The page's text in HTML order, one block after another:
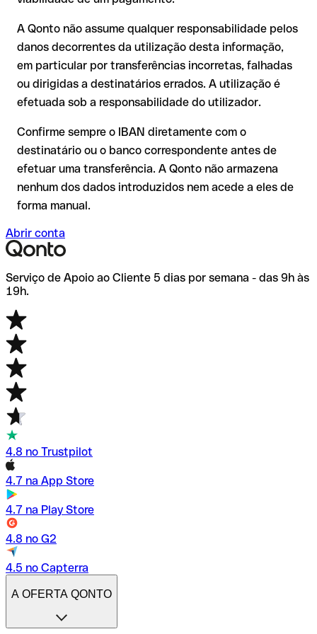
por escrito, especialmente em novas relações comerciais ou
com montantes elevados. A existência de uma conta só pode
ser verificada pelo próprio Nubank ou através de uma
transferência de teste.
recuperação é consideravelmente mais complexa e implica
comissões adicionais.
Recomendação
: verifique cada IBAN antes de efetuar uma
transferência com o nosso IBAN Checker gratuito e, em caso
de dúvida, confirme-o diretamente com o destinatário. Esta
precaução é especialmente importante com montantes
elevados ou em novas relações comerciais.
A Qonto não assume qualquer responsabilidade pelos
danos decorrentes da utilização desta informação,
em particular por transferências incorretas, falhadas
ou dirigidas a destinatários errados. A utilização é
efetuada sob a responsabilidade do utilizador.
Confirme sempre o IBAN diretamente com o
destinatário ou o banco correspondente antes de
efetuar uma transferência. A Qonto não armazena
nenhum dos dados introduzidos nem acede a eles de
forma manual.
Abrir conta
Serviço de Apoio ao Cliente 5 dias por semana - das 9h às
19h.
4.8 no Trustpilot
4.7 na App Store
4.7 na Play Store
4.8 no G2
4.5 no Capterra
A OFERTA QONTO